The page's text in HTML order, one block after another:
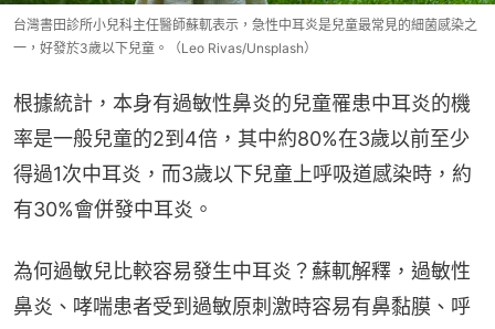
台灣書田診所小兒科主任醫師蘇軏表示，急性中耳炎是兒童最常見的細菌感染之
一，好發於3歲以下兒童。（Leo Rivas/Unsplash）
根據統計，本身有過敏性鼻炎的兒童罹患中耳炎的機
率是一般兒童的2到4倍，其中約80%在3歲以前至少
得過1次中耳炎，而3歲以下兒童上呼吸道感染時，約
有30%會併發中耳炎。
為何過敏兒比較容易發生中耳炎？蘇軏解釋，過敏性
鼻炎、哮喘患者受到過敏原刺激時容易有鼻黏膜、呼